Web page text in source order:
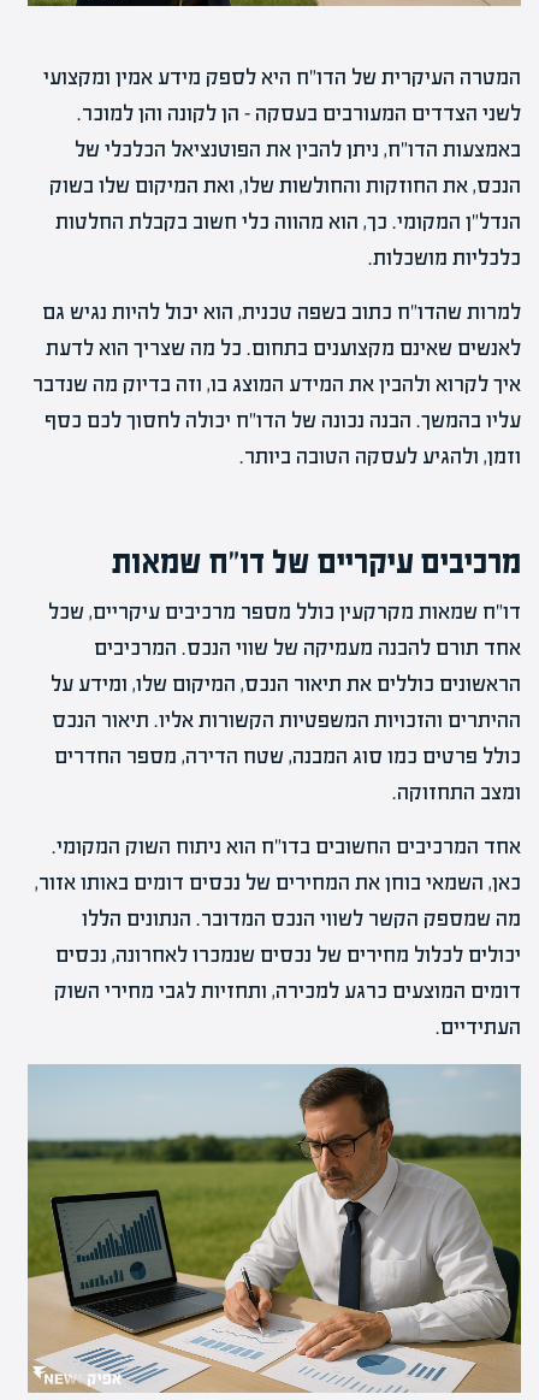
המטרה העיקרית של הדו"ח היא לספק מידע אמין ומקצועי
לשני הצדדים המעורבים בעסקה – הן לקונה והן למוכר.
באמצעות הדו"ח, ניתן להבין את הפוטנציאל הכלכלי של
הנכס, את החוזקות והחולשות שלו, ואת המיקום שלו בשוק
הנדל"ן המקומי. כך, הוא מהווה כלי חשוב בקבלת החלטות
כלכליות מושכלות.
למרות שהדו"ח כתוב בשפה טכנית, הוא יכול להיות נגיש גם
לאנשים שאינם מקצוענים בתחום. כל מה שצריך הוא לדעת
איך לקרוא ולהבין את המידע המוצג בו, וזה בדיוק מה שנדבר
עליו בהמשך. הבנה נכונה של הדו"ח יכולה לחסוך לכם כסף
וזמן, ולהגיע לעסקה הטובה ביותר.
מרכיבים עיקריים של דו"ח שמאות
דו"ח שמאות מקרקעין כולל מספר מרכיבים עיקריים, שכל
אחד תורם להבנה מעמיקה של שווי הנכס. המרכיבים
הראשונים כוללים את תיאור הנכס, המיקום שלו, ומידע על
ההיתרים והזכויות המשפטיות הקשורות אליו. תיאור הנכס
כולל פרטים כמו סוג המבנה, שטח הדירה, מספר החדרים
ומצב התחזוקה.
אחד המרכיבים החשובים בדו"ח הוא ניתוח השוק המקומי.
כאן, השמאי בוחן את המחירים של נכסים דומים באותו אזור,
מה שמספק הקשר לשווי הנכס המדובר. הנתונים הללו
יכולים לכלול מחירים של נכסים שנמכרו לאחרונה, נכסים
דומים המוצעים כרגע למכירה, ותחזיות לגבי מחירי השוק
העתידיים.